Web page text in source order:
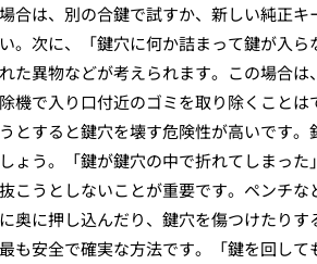
合は、別の合鍵で試すか、新しい純正キ
。次に、「鍵穴に何か詰まって鍵が入ら
た異物などが考えられます。この場合
機で入り口付近のゴミを取り除くこと
とすると鍵穴を壊す危険性が高いです
ょう。「鍵が鍵穴の中で折れてしまっ
こうとしないことが重要です。ペンチ
奥に押し込んだり、鍵穴を傷つけたり
も安全で確実な方法です。「鍵を回し